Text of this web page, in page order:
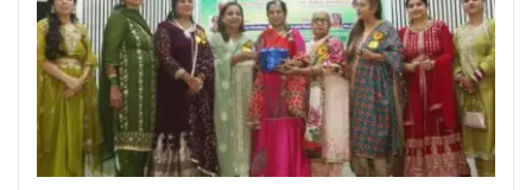
Posted On:8 Aug 2026
प्रदेश उपाध्यक्ष बनने पर राकेश राठौर का
केंद्रीय विधानसभा क्षेत्र के भाजपा
पदाधिकारियों ने किया भव्य सम्मान*